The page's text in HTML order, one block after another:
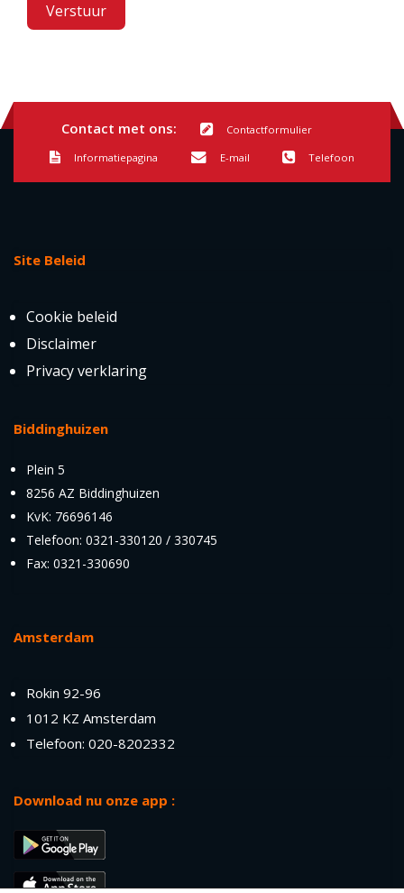
Verstuur
Contact met ons: Contactformulier
Informatiepagina E-mail Telefoon
Site Beleid
Cookie beleid
Disclaimer
Privacy verklaring
Biddinghuizen
Plein 5
8256 AZ Biddinghuizen
KvK: 76696146
Telefoon: 0321-330120 / 330745
Fax: 0321-330690
Amsterdam
Rokin 92-96
1012 KZ Amsterdam
Telefoon: 020-8202332
Download nu onze app :